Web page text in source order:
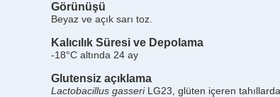
Görünüşü
Beyaz ve açık sarı toz.
Kalıcılık Süresi ve Depolama
-18°C altında 24 ay
Glutensiz açıklama
Lactobacillus gasseri LG23, glüten içeren